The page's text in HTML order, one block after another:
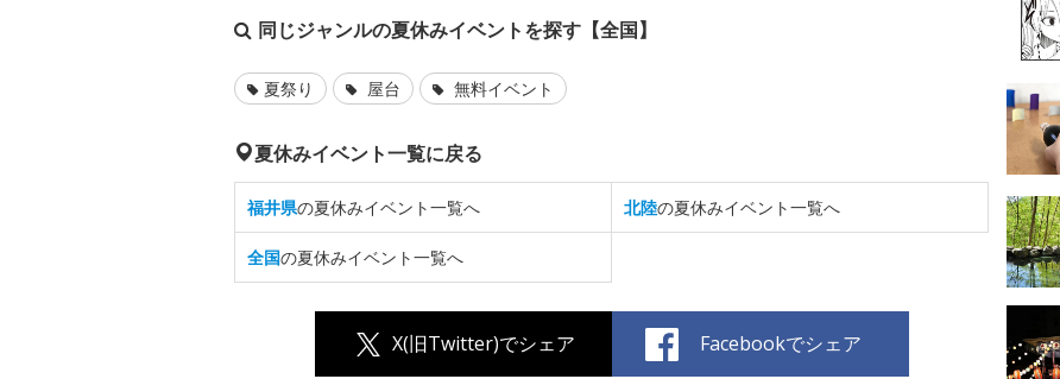
同じジャンルの夏休みイベントを探す【全国】
夏祭り 屋台 無料イベント
夏休みイベント一覧に戻る
福井県の夏休みイベント一覧へ 北陸の夏休みイベント一覧へ
全国の夏休みイベント一覧へ
X(旧Twitter)でシェア Facebookでシェア